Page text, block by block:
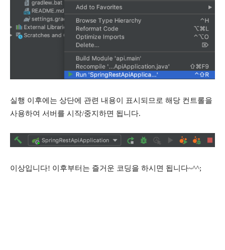
실행 이후에는 상단에 관련 내용이 표시되므로 해당 컨트롤을
사용하여 서버를 시작/중지하면 됩니다.
이상입니다! 이후부터는 즐거운 코딩을 하시면 됩니다~^^;